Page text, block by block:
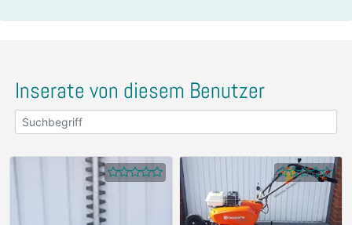
Inserate von diesem Benutzer